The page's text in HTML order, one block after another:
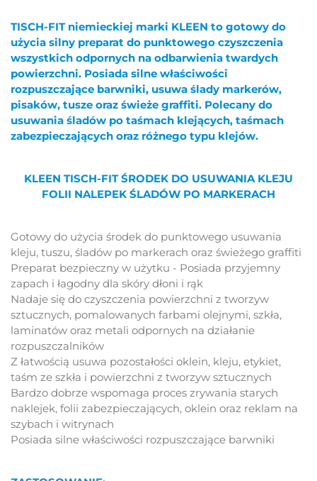
TISCH-FIT niemieckiej marki KLEEN to gotowy do
użycia silny preparat do punktowego czyszczenia
wszystkich odpornych na odbarwienia twardych
powierzchni. Posiada silne właściwości
rozpuszczające barwniki, usuwa ślady markerów,
pisaków, tusze oraz świeże graffiti. Polecany do
usuwania śladów po taśmach klejących, taśmach
zabezpieczających oraz różnego typu klejów.
KLEEN TISCH-FIT ŚRODEK DO USUWANIA KLEJU
FOLII NALEPEK ŚLADÓW PO MARKERACH
Gotowy do użycia środek do punktowego usuwania
kleju, tuszu, śladów po markerach oraz świeżego graffiti
Preparat bezpieczny w użytku - Posiada przyjemny
zapach i łagodny dla skóry dłoni i rąk
Nadaje się do czyszczenia powierzchni z tworzyw
sztucznych, pomalowanych farbami olejnymi, szkła,
laminatów oraz metali odpornych na działanie
rozpuszczalników
Z łatwością usuwa pozostałości oklein, kleju, etykiet,
taśm ze szkła i powierzchni z tworzyw sztucznych
Bardzo dobrze wspomaga proces zrywania starych
naklejek, folii zabezpieczających, oklein oraz reklam na
szybach i witrynach
Posiada silne właściwości rozpuszczające barwniki